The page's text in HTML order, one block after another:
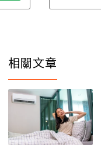
相關文章